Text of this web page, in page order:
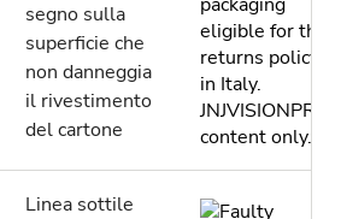
segno sulla
superficie che
non danneggia
il rivestimento
del cartone
Linea sottile